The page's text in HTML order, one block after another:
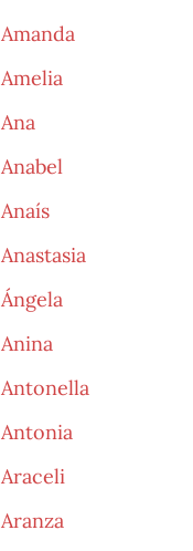
Amanda
Amelia
Ana
Anabel
Anaís
Anastasia
Ángela
Anina
Antonella
Antonia
Araceli
Aranza